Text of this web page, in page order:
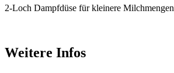
2-Loch Dampfdüse für kleinere Milchmengen
Weitere Infos